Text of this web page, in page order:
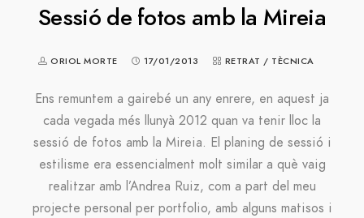
Sessió de fotos amb la Mireia
ORIOL MORTE 17/01/2013 RETRAT / TÈCNICA
Ens remuntem a gairebé un any enrere, en aquest ja
cada vegada més llunyà 2012 quan va tenir lloc la
sessió de fotos amb la Mireia. El planing de sessió i
estilisme era essencialment molt similar a què vaig
realitzar amb l’Andrea Ruiz, com a part del meu
projecte personal per portfolio, amb alguns matisos i